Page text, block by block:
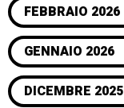
FEBBRAIO 2026
GENNAIO 2026
DICEMBRE 2025